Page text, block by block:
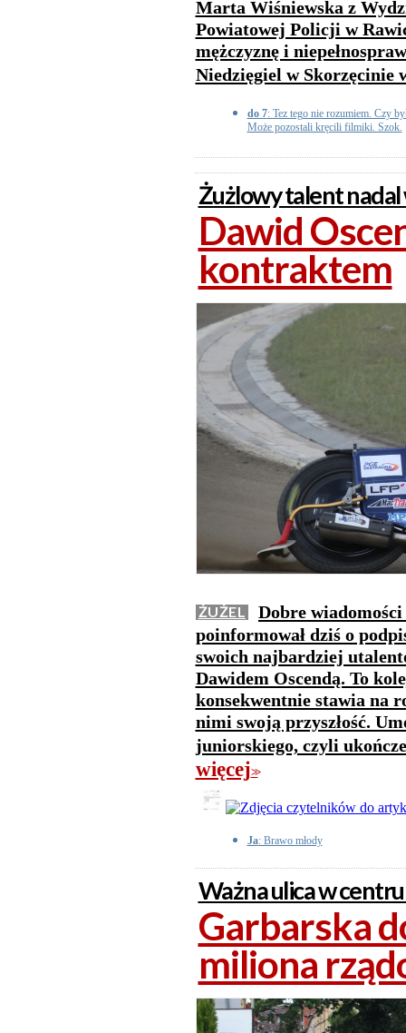
Marta Wiśniewska z
Powiatowej Policji w
mężczyznę i
Niedzięgiel w Skorzęcinie
do 7: Tez tego nie rozumiem. Czy
Może pozostali kręcili filmiki. Szok.
Żużlowy talent nadal
Dawid
kontraktem
ŻUŻEL
Dobre
poinformował dziś o
swoich najbardziej
Dawidem Oscendą. To
konsekwentnie stawia na
nimi swoją przyszłość.
juniorskiego, czyli
więcej>>
Ja: Brawo młody
Ważna ulica w
Garbarska
miliona